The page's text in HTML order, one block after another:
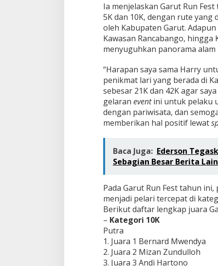
Ia menjelaskan Garut Run
5K dan 10K, dengan rute
oleh Kabupaten Garut.
Kawasan Rancabango,
menyuguhkan panorama
“Harapan saya sama Harry
penikmat lari yang berada di
sebesar 21K dan 42K agar
gelaran eventini untuk pelaku
dengan pariwisata, dan
memberikan hal positif lewat
Baca Juga: Ederson
Sebagian Besar Berita
Pada Garut Run Fest tahun
menjadi pelari tercepat di
Berikut daftar lengkap juara
– Kategori 10K
Putra
1. Juara 1 Bernard Mwendya
2. Juara 2 Mizan Zundulloh
3. Juara 3 Andi Hartono